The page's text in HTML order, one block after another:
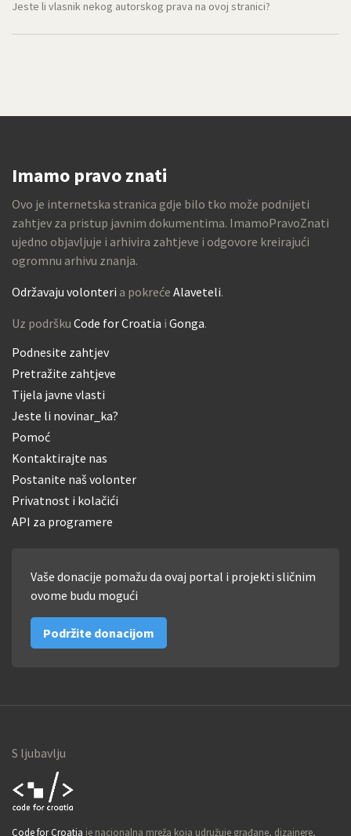
Jeste li vlasnik nekog autorskog prava na ovoj stranici?
Imamo pravo znati
Ovo je internetska stranica gdje bilo tko može podnijeti
zahtjev za pristup javnim dokumentima. ImamoPravoZnati
ujedno objavljuje i arhivira zahtjeve i odgovore kreirajući
ogromnu arhivu znanja.
Održavaju volonteri a pokreće Alaveteli.
Uz podršku Code for Croatia i Gonga.
Podnesite zahtjev
Pretražite zahtjeve
Tijela javne vlasti
Jeste li novinar_ka?
Pomoć
Kontaktirajte nas
Postanite naš volonter
Privatnost i kolačići
API za programere
Vaše donacije pomažu da ovaj portal i projekti sličnim
ovome budu mogući
Podržite donacijom
S ljubavlju
Code for Croatia je nacionalna mreža koja udružuje građane, dizajnere,